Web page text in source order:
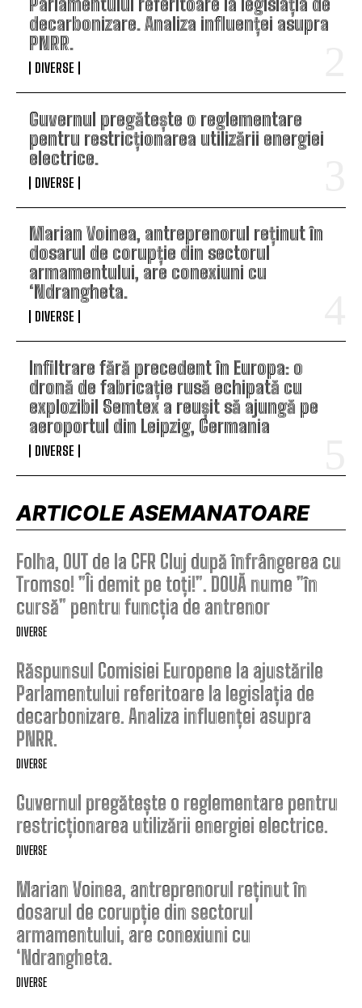
Parlamentului referitoare la legislația de
decarbonizare. Analiza influenței asupra
PNRR.
DIVERSE
Guvernul pregătește o reglementare
pentru restricționarea utilizării energiei
electrice.
DIVERSE
Marian Voinea, antreprenorul reținut în
dosarul de corupție din sectorul
armamentului, are conexiuni cu
‘Ndrangheta.
DIVERSE
Infiltrare fără precedent în Europa: o
dronă de fabricație rusă echipată cu
explozibil Semtex a reușit să ajungă pe
aeroportul din Leipzig, Germania
DIVERSE
ARTICOLE ASEMANATOARE
Folha, OUT de la CFR Cluj după înfrângerea cu
Tromso! ”Îi demit pe toți!”. DOUĂ nume ”în
cursă” pentru funcția de antrenor
DIVERSE
Răspunsul Comisiei Europene la ajustările
Parlamentului referitoare la legislația de
decarbonizare. Analiza influenței asupra
PNRR.
DIVERSE
Guvernul pregătește o reglementare pentru
restricționarea utilizării energiei electrice.
DIVERSE
Marian Voinea, antreprenorul reținut în
dosarul de corupție din sectorul
armamentului, are conexiuni cu
‘Ndrangheta.
DIVERSE